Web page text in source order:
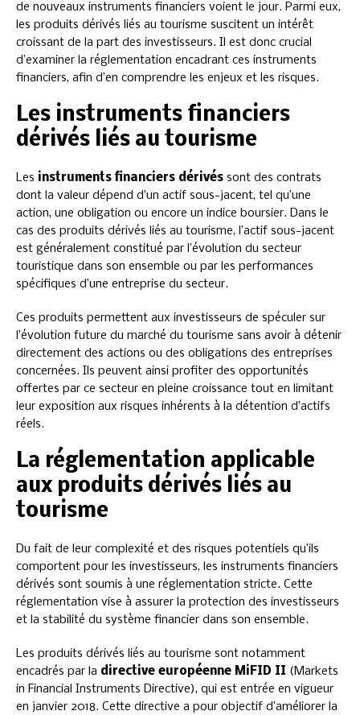
de nouveaux instruments financiers voient le jour. Parmi eux,
les produits dérivés liés au tourisme suscitent un intérêt
croissant de la part des investisseurs. Il est donc crucial
d’examiner la réglementation encadrant ces instruments
financiers, afin d’en comprendre les enjeux et les risques.
Les instruments financiers
dérivés liés au tourisme
Les instruments financiers dérivés sont des contrats
dont la valeur dépend d’un actif sous-jacent, tel qu’une
action, une obligation ou encore un indice boursier. Dans le
cas des produits dérivés liés au tourisme, l’actif sous-jacent
est généralement constitué par l’évolution du secteur
touristique dans son ensemble ou par les performances
spécifiques d’une entreprise du secteur.
Ces produits permettent aux investisseurs de spéculer sur
l’évolution future du marché du tourisme sans avoir à détenir
directement des actions ou des obligations des entreprises
concernées. Ils peuvent ainsi profiter des opportunités
offertes par ce secteur en pleine croissance tout en limitant
leur exposition aux risques inhérents à la détention d’actifs
réels.
La réglementation applicable
aux produits dérivés liés au
tourisme
Du fait de leur complexité et des risques potentiels qu’ils
comportent pour les investisseurs, les instruments financiers
dérivés sont soumis à une réglementation stricte. Cette
réglementation vise à assurer la protection des investisseurs
et la stabilité du système financier dans son ensemble.
Les produits dérivés liés au tourisme sont notamment
encadrés par la directive européenne MiFID II (Markets
in Financial Instruments Directive), qui est entrée en vigueur
en janvier 2018. Cette directive a pour objectif d’améliorer la